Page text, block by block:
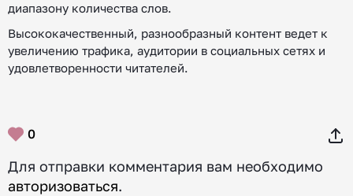
диапазону количества слов.
Высококачественный, разнообразный контент ведет к
увеличению трафика, аудитории в социальных сетях и
удовлетворенности читателей.
0
Для отправки комментария вам необходимо
авторизоваться.